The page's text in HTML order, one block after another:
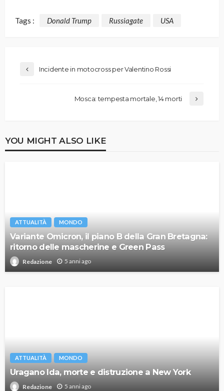
Tags : Donald Trump Russiagate USA
Incidente in motocross per Valentino Rossi
Mosca: tempesta mortale, 14 morti
YOU MIGHT ALSO LIKE
ATTUALITÀ MONDO
Variante Omicron, il piano B della Gran Bretagna:
ritorno delle mascherine e Green Pass
Redazione 5 anni ago
ATTUALITÀ MONDO
Uragano Ida, morte e distruzione a New York
Redazione 5 anni ago